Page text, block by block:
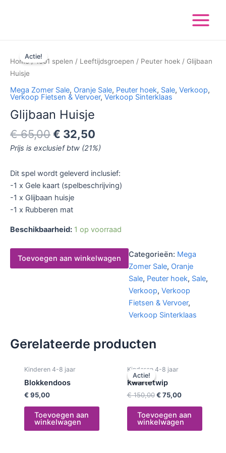
Menu
Actie!
Home/1001 spelen / Leeftijdsgroepen / Peuter hoek / Glijbaan
Huisje
Mega Zomer Sale, Oranje Sale, Peuter hoek, Sale, Verkoop,
Verkoop Fietsen & Vervoer, Verkoop Sinterklaas
Glijbaan Huisje
€65,00
prijs
€ 32,50
prijs
Prijs is exclusief btw (21%)
Dit spel wordt geleverd inclusief:
-1 x Gele kaart (spelbeschrijving)
-1 x Glijbaan huisje
-1 x Rubberen mat
Beschikbaarheid: 1 op voorraad
Huisje
aantal
Toevoegen aan winkelwagen Categorieën: Mega
Zomer Sale, Oranje
Sale, Peuter hoek, Sale,
Verkoop, Verkoop
Fietsen & Vervoer,
Verkoop Sinterklaas
Gerelateerde producten
Kinderen 4-8 jaar
Blokkendoos
€ 95,00
Toevoegen aan
winkelwagen
Actie!
Actie!
Kinderen 4-8 jaar
Kwartetwip
€150,00
prijs
was:
€ 150,00.
€ 75,00
Toevoegen aan
winkelwagen